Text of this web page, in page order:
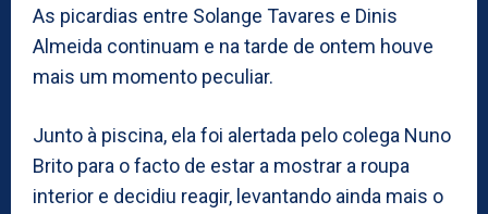
As picardias entre Solange Tavares e Dinis
Almeida continuam e na tarde de ontem houve
mais um momento peculiar.
Junto à piscina, ela foi alertada pelo colega Nuno
Brito para o facto de estar a mostrar a roupa
interior e decidiu reagir, levantando ainda mais o